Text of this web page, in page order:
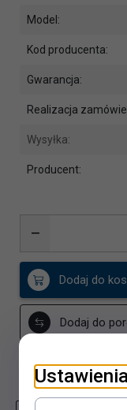
Model:
Kod producenta:
Gwarancja:
Realizacja
Wysyłka:
Producent:
Dodaj do
Dodaj do
Dodaj do